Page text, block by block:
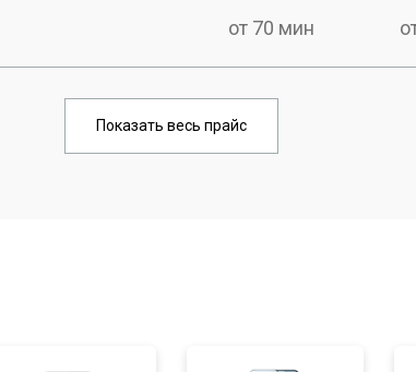
от 70 мин
от 80 мин
Показать весь прайс